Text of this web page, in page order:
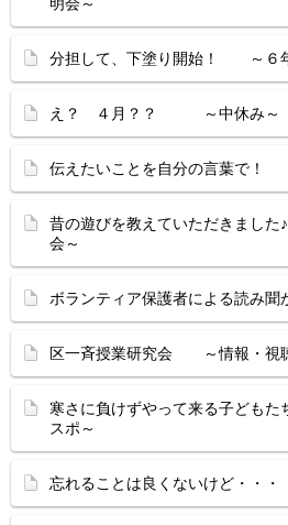
分担して、下塗り開始！ ～６
え？ ４月？？ ～中休み～
伝えたいことを自分の言葉で！
昔の遊びを教えていただきまし
会～
ボランティア保護者による読
区一斉授業研究会 ～情報・視
寒さに負けずやって来る子ども
スポ～
忘れることは良くないけど・・